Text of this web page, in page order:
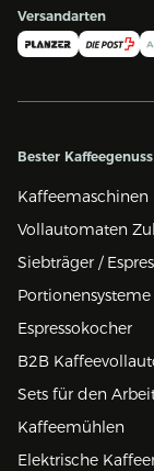
Versandarten
Bester Kaffeegenuss
Kaffeemaschinen
Vollautomaten
Siebträger /
Portionensysteme
Espressokocher
B2B
Sets für den
Kaffeemühlen
Elektrische